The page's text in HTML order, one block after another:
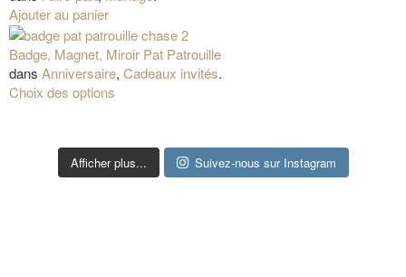
Ajouter au panier
Badge, Magnet, Miroir Pat Patrouille
dans Anniversaire, Cadeaux invités.
Choix des options
Afficher plus... Suivez-nous sur Instagram